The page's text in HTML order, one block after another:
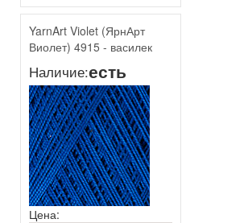
YarnArt Violet (ЯрнАрт
Виолет) 4915 - василек
Наличие:есть
Цена: